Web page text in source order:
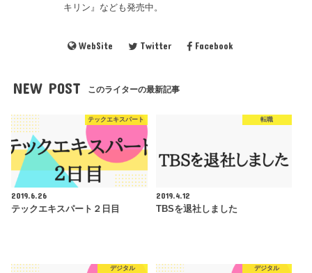
キリン』なども発売中。
WebSite Twitter Facebook
NEW POST このライターの最新記事
テックエキスパート
2019.6.26
テックエキスパート２日目
転職
2019.4.12
TBSを退社しました
デジタル デジタル